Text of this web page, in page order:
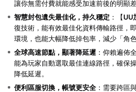
讓你無需付費就能感受加速前後的明顯差
智慧封包遺失最佳化，持久穩定 ：【UU
復技術，能有效最佳化資料傳輸路徑，
環境，也能大幅降低掉包率，減少「角
全球高速節點，顯著降延遲 ：仰賴遍佈
能為玩家自動選取最佳連線路徑，確保
降低延遲。
便利區服切換，帳號更安全 ：需要跨區